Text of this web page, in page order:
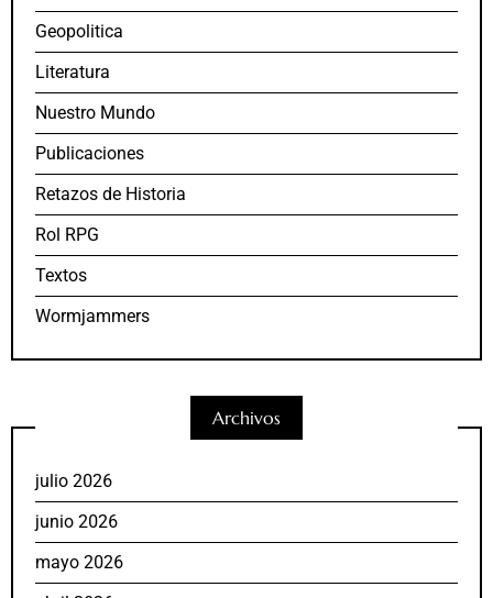
Geopolitica
Literatura
Nuestro Mundo
Publicaciones
Retazos de Historia
Rol RPG
Textos
Wormjammers
Archivos
julio 2026
junio 2026
mayo 2026